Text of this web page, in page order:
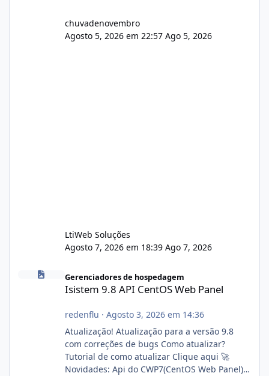
chuvadenovembro
Agosto 5, 2026 em 22:57 Ago 5, 2026
LtiWeb Soluções
Agosto 7, 2026 em 18:39 Ago 7, 2026
Isistem 9.8 API CentOS Web Panel
Gerenciadores de hospedagem
Isistem 9.8 API CentOS Web Panel
redenflu · Agosto 3, 2026 em 14:36
Atualização! Atualização para a versão 9.8
com correções de bugs Como atualizar?
Tutorial de como atualizar Clique aqui 🚀
Novidades: Api do CWP7(CentOS Web Panel)